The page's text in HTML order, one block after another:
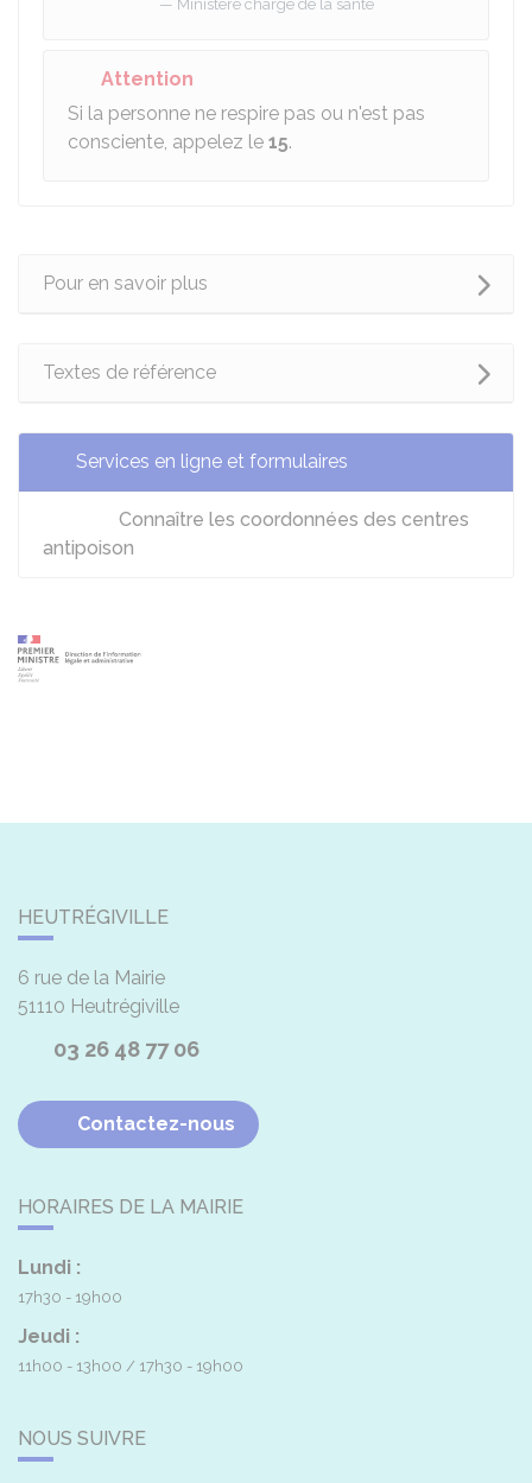
Ministère chargé de la santé
Attention
Si la personne ne respire pas ou n'est pas
consciente, appelez le 15.
Pour en savoir plus
Textes de référence
Services en ligne et formulaires
Connaître les coordonnées des centres
antipoison
HEUTRÉGIVILLE
6 rue de la Mairie
51110 Heutrégiville
03 26 48 77 06
Contactez-nous
HORAIRES DE LA MAIRIE
Lundi :
17h30 - 19h00
Jeudi :
11h00 - 13h00 17h30 - 19h00
NOUS SUIVRE